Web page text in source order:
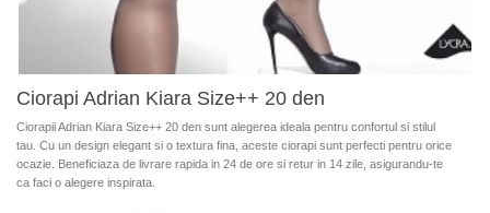
Ciorapi Adrian Kiara Size++ 20 den
Ciorapii Adrian Kiara Size++ 20 den sunt alegerea ideala pentru confortul si stilul
tau. Cu un design elegant si o textura fina, aceste ciorapi sunt perfecti pentru orice
ocazie. Beneficiaza de livrare rapida in 24 de ore si retur in 14 zile, asigurandu-te
ca faci o alegere inspirata.